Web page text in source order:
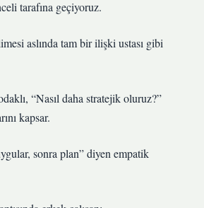
tarafına geçiyoruz.
aslında tam bir ilişki ustası gibi
“Nasıl daha stratejik oluruz?”
kapsar.
sonra plan” diyen empatik